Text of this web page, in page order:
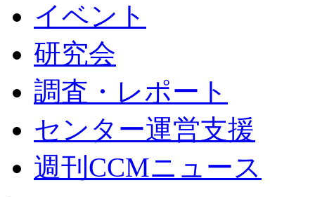
イベント
研究会
調査・レポート
センター運営支援
週刊CCMニュース